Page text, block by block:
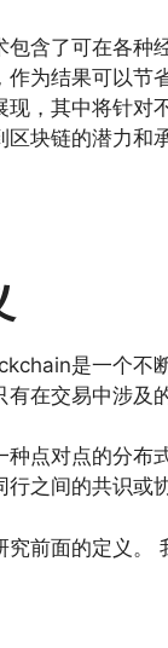
包含了可在各种
为结果可以节
现，其中将针对
区块链的潜力和
是一个不
在交易中涉及
种点对点的分
之间的共识或
前面的定义。